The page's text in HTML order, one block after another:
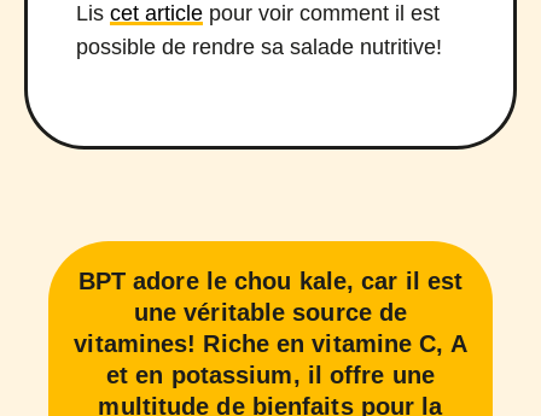
Lis cet article pour voir comment il est
possible de rendre sa salade nutritive!
BPT adore le chou kale, car il est
une véritable source de
vitamines! Riche en vitamine C, A
et en potassium, il offre une
multitude de bienfaits pour la